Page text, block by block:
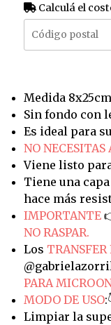
Calculá el
Medida 8x25cm
Sin fondo con
Es ideal para
NO
Viene listo
Tiene una
hace más
IMPORTANTE
NO RASPAR.
Los TRANSFER
PARA
MODO DE USO
Limpiar la